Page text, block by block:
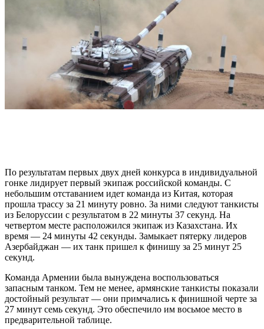
По результатам первых двух дней конкурса в индивидуальной
гонке лидирует первый экипаж российской команды. С
небольшим отставанием идет команда из Китая, которая
прошла трассу за 21 минуту ровно. За ними следуют танкисты
из Белоруссии с результатом в 22 минуты 37 секунд. На
четвертом месте расположился экипаж из Казахстана. Их
время — 24 минуты 42 секунды. Замыкает пятерку лидеров
Азербайджан — их танк пришел к финишу за 25 минут 25
секунд.
Команда Армении была вынуждена воспользоваться
запасным танком. Тем не менее, армянские танкисты показали
достойный результат — они примчались к финишной черте за
27 минут семь секунд. Это обеспечило им восьмое место в
предварительной таблице.